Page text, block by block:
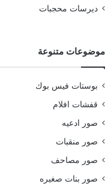
ديرسات محجبات
موضوعات متنوعة
بوستات فيس بوك
قفشات افلام
صور ادعيه
صور منقبات
صور مصاحف
صور بنات صغيره